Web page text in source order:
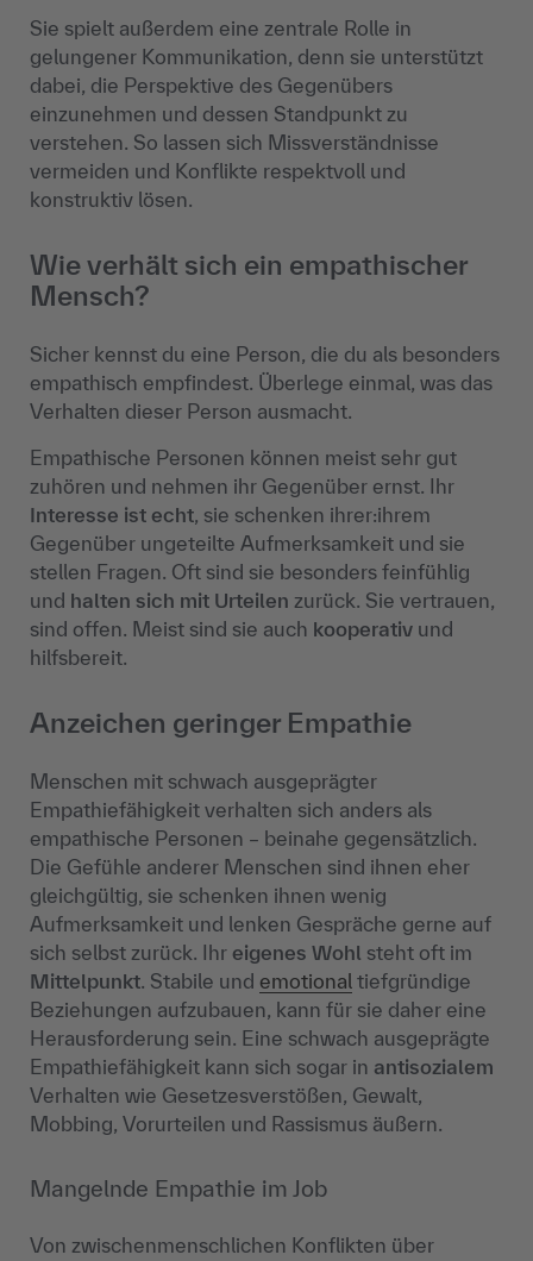
Sie spielt außerdem eine zentrale Rolle in
gelungener Kommunikation, denn sie unterstützt
dabei, die Perspektive des Gegenübers
einzunehmen und dessen Standpunkt zu
verstehen. So lassen sich Missverständnisse
vermeiden und Konflikte respektvoll und
konstruktiv lösen.
Wie verhält sich ein empathischer
Mensch?
Sicher kennst du eine Person, die du als besonders
empathisch empfindest. Überlege einmal, was das
Verhalten dieser Person ausmacht.
Empathische Personen können meist sehr gut
zuhören und nehmen ihr Gegenüber ernst. Ihr
Interesse ist echt, sie schenken ihrer:ihrem
Gegenüber ungeteilte Aufmerksamkeit und sie
stellen Fragen. Oft sind sie besonders feinfühlig
und halten sich mit Urteilen zurück. Sie vertrauen,
sind offen. Meist sind sie auch kooperativ und
hilfsbereit.
Anzeichen geringer Empathie
Menschen mit schwach ausgeprägter
Empathiefähigkeit verhalten sich anders als
empathische Personen – beinahe gegensätzlich.
Die Gefühle anderer Menschen sind ihnen eher
gleichgültig, sie schenken ihnen wenig
Aufmerksamkeit und lenken Gespräche gerne auf
sich selbst zurück. Ihr eigenes Wohl steht oft im
Mittelpunkt. Stabile und emotional tiefgründige
Beziehungen aufzubauen, kann für sie daher eine
Herausforderung sein. Eine schwach ausgeprägte
Empathiefähigkeit kann sich sogar in antisozialem
Verhalten wie Gesetzesverstößen, Gewalt,
Mobbing, Vorurteilen und Rassismus äußern.
Mangelnde Empathie im Job
Von zwischenmenschlichen Konflikten über